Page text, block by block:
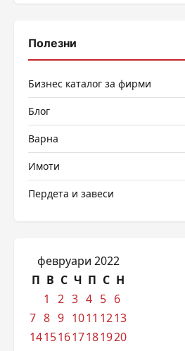
Полезни
Бизнес каталог за фирми
Блог
Варна
Имоти
Пердета и завеси
февруари 2022
П В С Ч П С Н
1
2 3 4 5 6
7 8 9 1011 1213
14151617181920